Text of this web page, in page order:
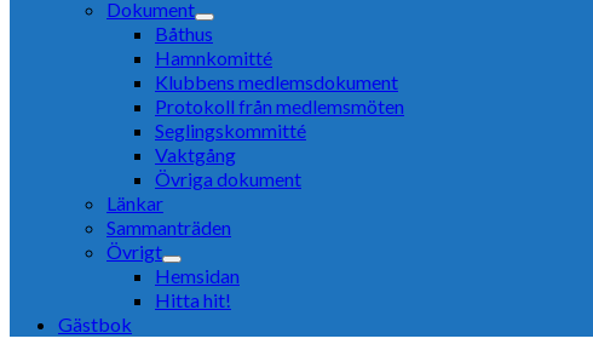
Dokument
Båthus
Hamnkomitté
Klubbens medlemsdokument
Protokoll från medlemsmöten
Seglingskommitté
Vaktgång
Övriga dokument
Länkar
Sammanträden
Övrigt
Hemsidan
Hitta hit!
Gästbok